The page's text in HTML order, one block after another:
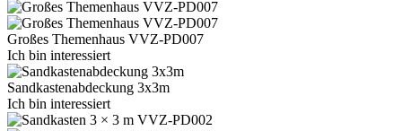
Großes Themenhaus VVZ-PD007
Ich bin interessiert
Sandkastenabdeckung 3x3m
Ich bin interessiert